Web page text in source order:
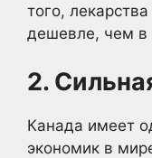
того,
дешевле, чем
2.
Канада имеет
экономик в